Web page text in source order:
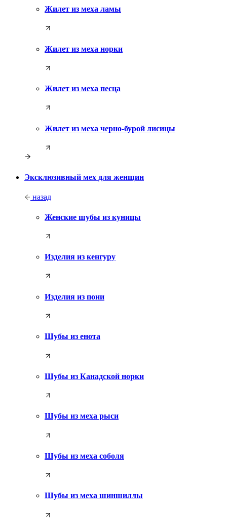
Жилет из меха ламы
Жилет из меха норки
Жилет из меха песца
Жилет из меха черно-бурой лисицы
Эксклюзивный мех для женщин
назад
Женские шубы из куницы
Изделия из кенгуру
Изделия из пони
Шубы из енота
Шубы из Канадской норки
Шубы из меха рыси
Шубы из меха соболя
Шубы из меха шиншиллы